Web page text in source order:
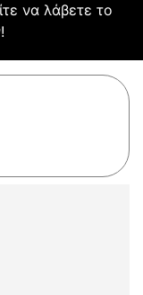
να λάβετε το